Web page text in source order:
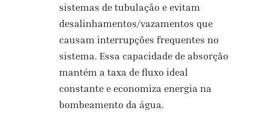
sistemas de tubulação e evitam
desalinhamentos/vazamentos que
causam interrupções frequentes no
sistema. Essa capacidade de absorção
mantém a taxa de fluxo ideal
constante e economiza energia na
bombeamento da água.